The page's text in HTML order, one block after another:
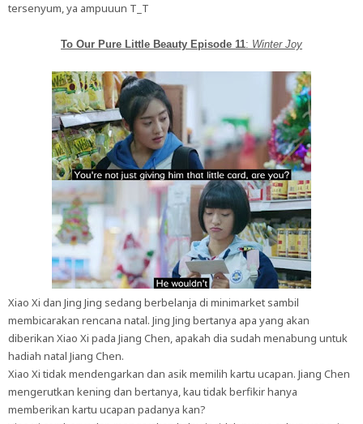
tersenyum, ya ampuuun T_T
To Our Pure Little Beauty Episode 11: Winter Joy
Xiao Xi dan Jing Jing sedang berbelanja di minimarket sambil
membicarakan rencana natal. Jing Jing bertanya apa yang akan
diberikan Xiao Xi pada Jiang Chen, apakah dia sudah menabung untuk
hadiah natal Jiang Chen.
Xiao Xi tidak mendengarkan dan asik memilih kartu ucapan. Jiang Chen
mengerutkan kening dan bertanya, kau tidak berfikir hanya
memberikan kartu ucapan padanya kan?